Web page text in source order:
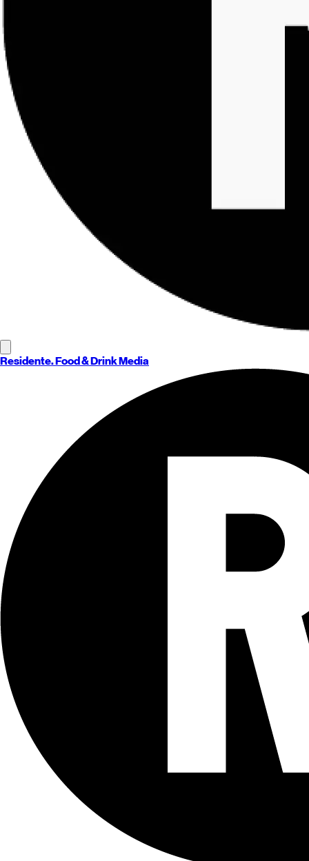
Residente. Food & Drink Media